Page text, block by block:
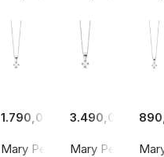
14 Carat With 1.00ct W/VS
1.790,00 kr.
Mary Pendant 8 Carat With
3.490,00 kr.
Mary Pendant 8